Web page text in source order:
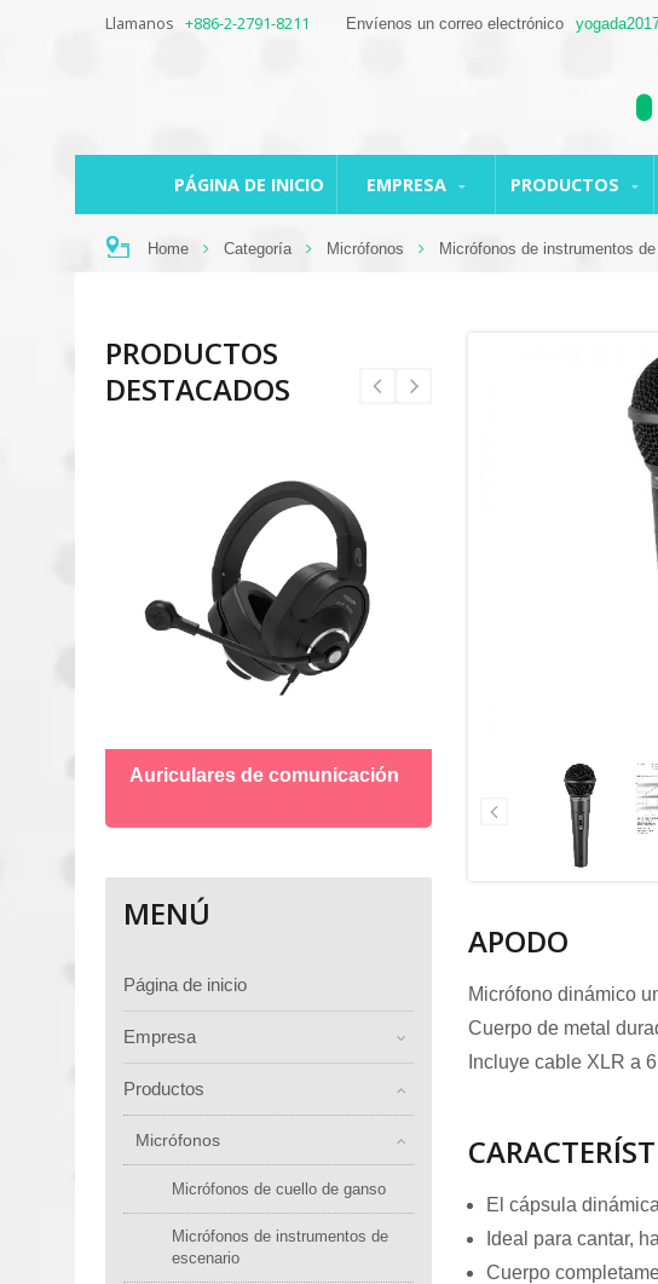
Llamanos +886-2-2791-8211 Envíenos un correo electrónico
PÁGINA DE INICIO EMPRESA PRODUCTOS
Home Categoría Micrófonos Micrófonos de instrumentos
PRODUCTOS
DESTACADOS
Auriculares de comunicación
Micrófonos de
MENÚ
Página de inicio
Empresa
Productos
Micrófonos
Micrófonos de cuello de ganso
Micrófonos de instrumentos de
escenario
APODO
Micrófono dinámico
Cuerpo de metal
Incluye cable XLR a
El cápsula
Ideal para cantar,
Cuerpo